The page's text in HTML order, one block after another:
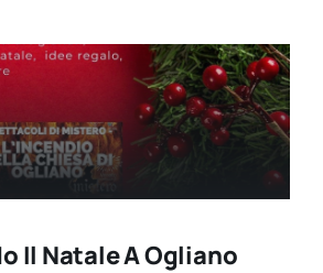
Il Natale A Ogliano